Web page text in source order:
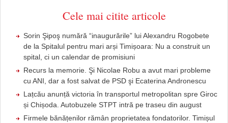
Cele mai citite articole
Sorin Şipoş numără “inaugurările” lui Alexandru Rogobete
de la Spitalul pentru mari arși Timișoara: Nu a construit un
spital, ci un calendar de promisiuni
Recurs la memorie. Şi Nicolae Robu a avut mari probleme
cu ANI, dar a fost salvat de PSD şi Ecaterina Andronescu
Lațcău anunță victoria în transportul metropolitan spre Giroc
și Chișoda. Autobuzele STPT intră pe traseu din august
Firmele bănățenilor rămân proprietatea fondatorilor. Timișul